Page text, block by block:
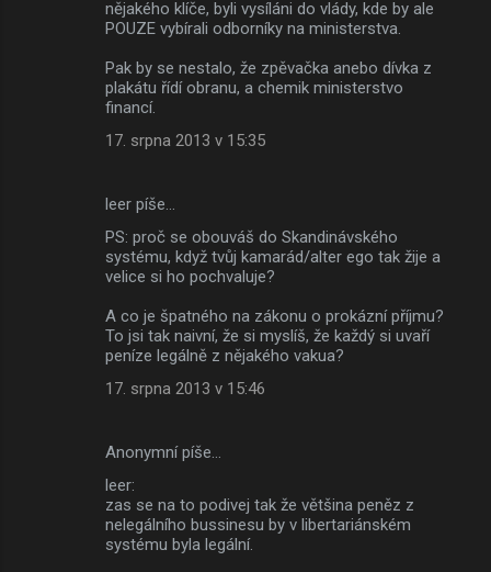
nějakého klíče, byli vysíláni do vlády, kde by ale
POUZE vybírali odborníky na ministerstva.
Pak by se nestalo, že zpěvačka anebo dívka z
plakátu řídí obranu, a chemik ministerstvo
financí.
17. srpna 2013 v 15:35
leer píše…
PS: proč se obouváš do Skandinávského
systému, když tvůj kamarád/alter ego tak žije a
velice si ho pochvaluje?
A co je špatného na zákonu o prokázní příjmu?
To jsi tak naivní, že si myslíš, že každý si uvaří
peníze legálně z nějakého vakua?
17. srpna 2013 v 15:46
Anonymní píše…
leer:
zas se na to podivej tak že většina peněz z
nelegálního bussinesu by v libertariánském
systému byla legální.